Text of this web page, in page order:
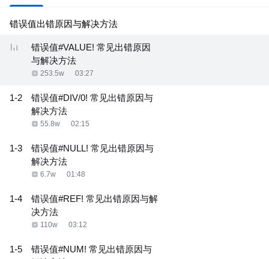
错误值出错原因与解决方法
错误值#VALUE! 常见出错原因
与解决方法
253.5w 03:27
1-2
错误值#DIV/0! 常见出错原因与
解决方法
55.8w 02:15
1-3
错误值#NULL! 常见出错原因与
解决方法
6.7w 01:48
1-4
错误值#REF! 常见出错原因与解
决方法
110w 03:12
1-5
错误值#NUM! 常见出错原因与